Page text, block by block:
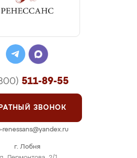
г. Лобня
511-89-55
ЗВОНОК
renessans@yandex.ru